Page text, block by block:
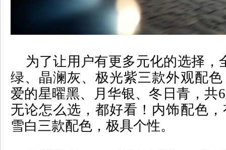
为了让用户有更多元化的选择，
绿、晶澜灰、极光紫三款外观配
爱的星曜黑、月华银、冬日青，共6
无论怎么选，都好看！内饰配色
雪白三款配色，极具个性。